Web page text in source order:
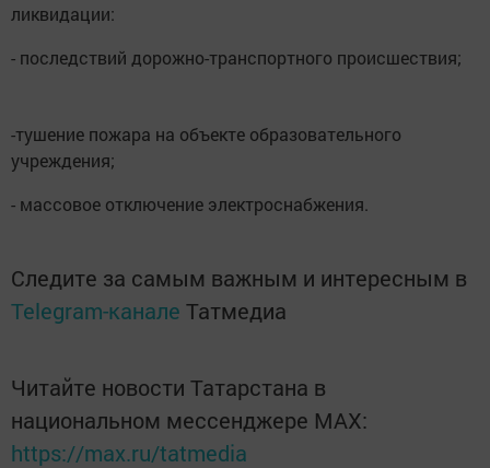
ликвидации:
- последствий дорожно-транспортного происшествия;
-тушение пожара на объекте образовательного
учреждения;
- массовое отключение электроснабжения.
Следите за самым важным и интересным в
Telegram-канале Татмедиа
Читайте новости Татарстана в
национальном мессенджере MАХ:
https://max.ru/tatmedia